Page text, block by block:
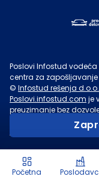
Poslovi Infostud
centra za
© Infostud rešenja
Poslovi.infostud.com je
preuzimanje bez
u druge svrhe, osim za
Početna